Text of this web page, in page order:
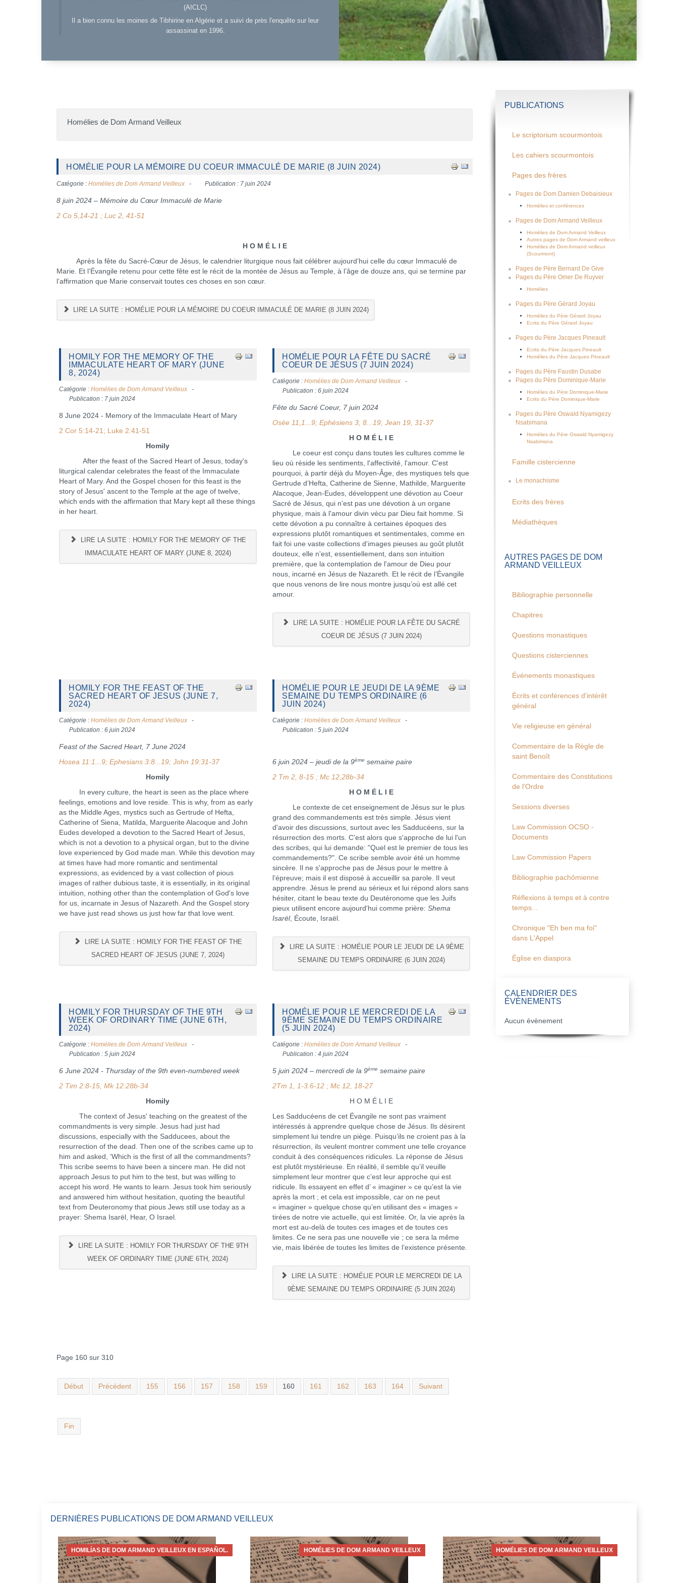
(AICLC)
Il a bien connu les moines de Tibhirine en Algérie et a suivi de près l'enquête sur leur
assassinat en 1996.
Homélies de Dom Armand Veilleux
HOMÉLIE POUR LA MÉMOIRE DU COEUR IMMACULÉ DE MARIE (8 JUIN 2024)
Catégorie : Homélies de Dom Armand Veilleux Publication : 7 juin 2024
8 juin 2024 – Mémoire du Cœur Immaculé de Marie
2 Co 5,14-21 ; Luc 2, 41-51
H O M É L I E
Après la fête du Sacré-Cœur de Jésus, le calendrier liturgique nous fait célébrer aujourd’hui celle du cœur Immaculé de
Marie. Et l’Évangile retenu pour cette fête est le récit de la montée de Jésus au Temple, à l’âge de douze ans, qui se termine par
l’affirmation que Marie conservait toutes ces choses en son cœur.
LIRE LA SUITE : HOMÉLIE POUR LA MÉMOIRE DU COEUR IMMACULÉ DE MARIE (8 JUIN 2024)
HOMILY FOR THE MEMORY OF THE
IMMACULATE HEART OF MARY (JUNE
8, 2024)
Catégorie : Homélies de Dom Armand Veilleux
Publication : 7 juin 2024
8 June 2024 - Memory of the Immaculate Heart of Mary
2 Cor 5:14-21; Luke 2:41-51
Homily
After the feast of the Sacred Heart of Jesus, today's
liturgical calendar celebrates the feast of the Immaculate
Heart of Mary. And the Gospel chosen for this feast is the
story of Jesus' ascent to the Temple at the age of twelve,
which ends with the affirmation that Mary kept all these things
in her heart.
LIRE LA SUITE : HOMILY FOR THE MEMORY OF THE
IMMACULATE HEART OF MARY (JUNE 8, 2024)
HOMÉLIE POUR LA FÊTE DU SACRÉ
COEUR DE JÉSUS (7 JUIN 2024)
Catégorie :Homélies de Dom Armand Veilleux
Publication : 6 juin 2024
Fête du Sacré Coeur, 7 juin 2024
Osée 11,1...9; Ephésiens 3, 8...19; Jean 19, 31-37
H O M É L I E
Le coeur est conçu dans toutes les cultures comme le
lieu où réside les sentiments, l'affectivité, l'amour. C'est
pourquoi, à partir déjà du Moyen-Âge, des mystiques tels que
Gertrude d’Hefta, Catherine de Sienne, Mathilde, Marguerite
Alacoque, Jean-Eudes, développent une dévotion au Coeur
Sacré de Jésus, qui n'est pas une dévotion à un organe
physique, mais à l'amour divin vécu par Dieu fait homme. Si
cette dévotion a pu connaître à certaines époques des
expressions plutôt romantiques et sentimentales, comme en
fait foi une vaste collections d'images pieuses au goût plutôt
douteux, elle n'est, essentiellement, dans son intuition
première, que la contemplation de l'amour de Dieu pour
nous, incarné en Jésus de Nazareth. Et le récit de l’Évangile
que nous venons de lire nous montre jusqu’où est allé cet
amour.
LIRE LA SUITE : HOMÉLIE POUR LA FÊTE DU SACRÉ
COEUR DE JÉSUS (7 JUIN 2024)
HOMILY FOR THE FEAST OF THE
SACRED HEART OF JESUS (JUNE 7,
2024)
Catégorie : Homélies de Dom Armand Veilleux
Publication : 6 juin 2024
Feast of the Sacred Heart, 7 June 2024
Hosea 11:1...9; Ephesians 3:8...19; John 19:31-37
Homily
In every culture, the heart is seen as the place where
feelings, emotions and love reside. This is why, from as early
as the Middle Ages, mystics such as Gertrude of Hefta,
Catherine of Siena, Matilda, Marguerite Alacoque and John
Eudes developed a devotion to the Sacred Heart of Jesus,
which is not a devotion to a physical organ, but to the divine
love experienced by God made man. While this devotion may
at times have had more romantic and sentimental
expressions, as evidenced by a vast collection of pious
images of rather dubious taste, it is essentially, in its original
intuition, nothing other than the contemplation of God's love
for us, incarnate in Jesus of Nazareth. And the Gospel story
we have just read shows us just how far that love went.
LIRE LA SUITE : HOMILY FOR THE FEAST OF THE
SACRED HEART OF JESUS (JUNE 7, 2024)
HOMÉLIE POUR LE JEUDI DE LA 9ÈME
SEMAINE DU TEMPS ORDINAIRE (6
JUIN 2024)
Catégorie :Homélies de Dom Armand Veilleux
Publication : 5 juin 2024
6 juin 2024 – jeudi de la 9ème semaine paire
2 Tm 2, 8-15 ; Mc 12,28b-34
H O M É L I E
Le contexte de cet enseignement de Jésus sur le plus
grand des commandements est très simple. Jésus vient
d'avoir des discussions, surtout avec les Sadducéens, sur la
résurrection des morts. C'est alors que s'approche de lui l'un
des scribes, qui lui demande: "Quel est le premier de tous les
commandements?". Ce scribe semble avoir été un homme
sincère. Il ne s'approche pas de Jésus pour le mettre à
l’épreuve; mais il est disposé à accueillir sa parole. Il veut
apprendre. Jésus le prend au sérieux et lui répond alors sans
hésiter, citant le beau texte du Deutéronome que les Juifs
pieux utilisent encore aujourd'hui comme prière:Shema
Isarël, Écoute, Israël.
LIRE LA SUITE : HOMÉLIE POUR LE JEUDI DE LA 9ÈME
SEMAINE DU TEMPS ORDINAIRE (6 JUIN 2024)
HOMILY FOR THURSDAY OF THE 9TH
WEEK OF ORDINARY TIME (JUNE 6TH,
2024)
Catégorie : Homélies de Dom Armand Veilleux
Publication : 5 juin 2024
6 June 2024 - Thursday of the 9th even-numbered week
2 Tim 2:8-15; Mk 12:28b-34
Homily
The context of Jesus' teaching on the greatest of the
commandments is very simple. Jesus had just had
discussions, especially with the Sadducees, about the
resurrection of the dead. Then one of the scribes came up to
him and asked, ‘Which is the first of all the commandments?
This scribe seems to have been a sincere man. He did not
approach Jesus to put him to the test, but was willing to
accept his word. He wants to learn. Jesus took him seriously
and answered him without hesitation, quoting the beautiful
text from Deuteronomy that pious Jews still use today as a
prayer: Shema Isarël, Hear, O Israel.
LIRE LA SUITE : HOMILY FOR THURSDAY OF THE 9TH
WEEK OF ORDINARY TIME (JUNE 6TH, 2024)
HOMÉLIE POUR LE MERCREDI DE LA
9ÈME SEMAINE DU TEMPS ORDINAIRE
(5 JUIN 2024)
Catégorie :Homélies de Dom Armand Veilleux
Publication : 4 juin 2024
5 juin 2024 – mercredi de la 9ème semaine paire
2Tm 1, 1-3.6-12 ; Mc 12, 18-27
H O M É L I E
Les Sadducéens de cet Évangile ne sont pas vraiment
intéressés à apprendre quelque chose de Jésus. Ils désirent
simplement lui tendre un piège. Puisqu’ils ne croient pas à la
résurrection, ils veulent montrer comment une telle croyance
conduit à des conséquences ridicules. La réponse de Jésus
est plutôt mystérieuse. En réalité, il semble qu’il veuille
simplement leur montrer que c’est leur approche qui est
ridicule. Ils essayent en effet d’ « imaginer » ce qu’est la vie
après la mort ; et cela est impossible, car on ne peut
« imaginer » quelque chose qu’en utilisant des « images »
tirées de notre vie actuelle, qui est limitée. Or, la vie après la
mort est au-delà de toutes ces images et de toutes ces
limites. Ce ne sera pas une nouvelle vie ; ce sera la même
vie, mais libérée de toutes les limites de l’existence présente.
LIRE LA SUITE : HOMÉLIE POUR LE MERCREDI DE LA
9ÈME SEMAINE DU TEMPS ORDINAIRE (5 JUIN 2024)
Page 160 sur 310
Début Précédent 155 156 157 158 159 160 161 162 163 164 Suivant
Fin
PUBLICATIONS
Le scriptorium scourmontois
Les cahiers scourmontois
Pages des frères
Pages de Dom Damien Debaisieux
Homélies et conférences
Pages de Dom Armand Veilleux
Homélies de Dom Armand Veilleux
Autres pages de Dom Armand veilleux
Homélies de Dom Armand veilleux
(Scourmont)
Pages de Père Bernard De Give
Pages du Père Omer De Ruyver
Homélies
Pages du Père Gérard Joyau
Homélies du Père Gérard Joyau
Ecrits du Père Gérard Joyau
Pages du Père Jacques Pineault
Ecrits du Père Jacques Pineault
Homélies du Père Jacques Pineault
Pages du Père Faustin Dusabe
Pages du Père Dominique-Marie
Homélies du Père Dominique-Marie
Ecrits du Père Dominique-Marie
Pages du Père Oswald Nyamigezy
Nsabimana
Homélies du Père Oswald Nyamigezy
Nsabimana
Famille cistercienne
Le monachisme
Ecrits des frères
Médiathèques
AUTRES PAGES DE DOM
ARMAND VEILLEUX
Bibliographie personnelle
Chapitres
Questions monastiques
Questions cisterciennes
Événements monastiques
Écrits et conférences d'intérêt
général
Vie religieuse en général
Commentaire de la Règle de
saint Benoît
Commentaire des Constitutions
de l'Ordre
Sessions diverses
Law Commission OCSO -
Documents
Law Commission Papers
Bibliographie pachômienne
Réflexions à temps et à contre
temps...
Chronique "Eh ben ma foi"
dans L'Appel
Église en diaspora
CALENDRIER DES
ÉVÈNEMENTS
Aucun évènement
DERNIÈRES PUBLICATIONS DE DOM ARMAND VEILLEUX
HOMILÍAS DE DOM ARMAND VEILLEUX EN ESPAÑOL. HOMÉLIES DE DOM ARMAND VEILLEUX HOMÉLIES DE DOM ARMAND VEILLEUX